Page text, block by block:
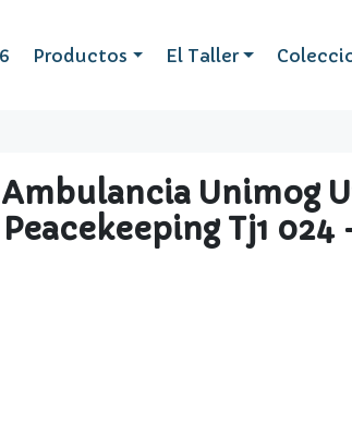
Productos El Taller
Unimog
Tj1 024